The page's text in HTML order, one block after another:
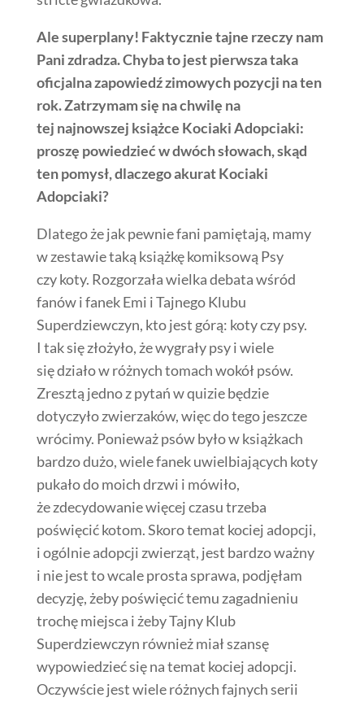
Ale superplany! Faktycznie tajne rzeczy nam
Pani zdradza. Chyba to jest pierwsza taka
oficjalna zapowiedź zimowych pozycji na ten
rok. Zatrzymam się na chwilę na
tej najnowszej książce Kociaki Adopciaki:
proszę powiedzieć w dwóch słowach, skąd
ten pomysł, dlaczego akurat Kociaki
Adopciaki?
Dlatego że jak pewnie fani pamiętają, mamy
w zestawie taką książkę komiksową Psy
czy koty. Rozgorzała wielka debata wśród
fanów i fanek Emi i Tajnego Klubu
Superdziewczyn, kto jest górą: koty czy psy.
I tak się złożyło, że wygrały psy i wiele
się działo w różnych tomach wokół psów.
Zresztą jedno z pytań w quizie będzie
dotyczyło zwierzaków, więc do tego jeszcze
wrócimy. Ponieważ psów było w książkach
bardzo dużo, wiele fanek uwielbiających koty
pukało do moich drzwi i mówiło,
że zdecydowanie więcej czasu trzeba
poświęcić kotom. Skoro temat kociej adopcji,
i ogólnie adopcji zwierząt, jest bardzo ważny
i nie jest to wcale prosta sprawa, podjęłam
decyzję, żeby poświęcić temu zagadnieniu
trochę miejsca i żeby Tajny Klub
Superdziewczyn również miał szansę
wypowiedzieć się na temat kociej adopcji.
Oczywście jest wiele różnych fajnych serii